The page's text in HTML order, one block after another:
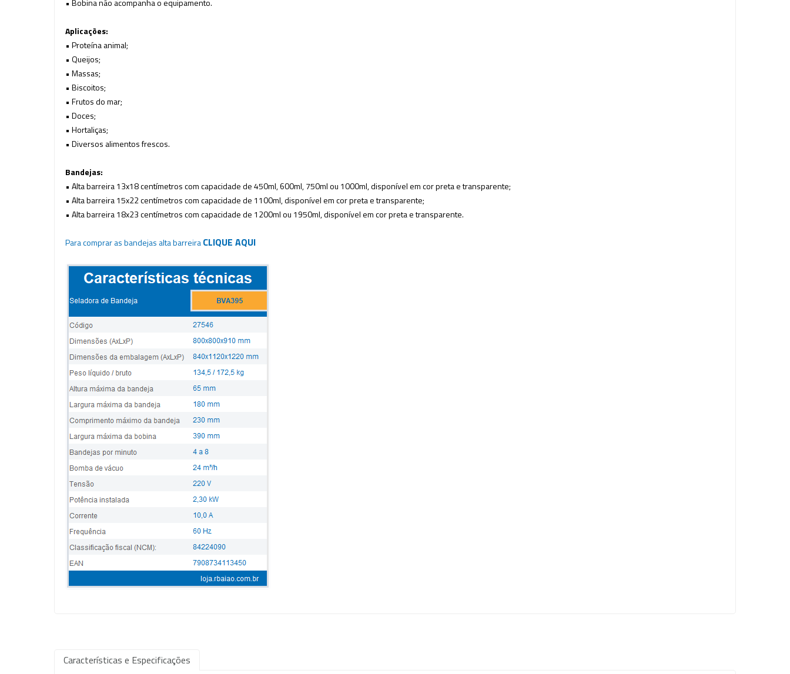
• Bobina não acompanha o equipamento.
Aplicações:
• Proteína animal;
• Queijos;
• Massas;
• Biscoitos;
• Frutos do mar;
• Doces;
• Hortaliças;
• Diversos alimentos frescos.
Bandejas:
• Alta barreira 13x18 centímetros com capacidade de 450ml, 600ml, 750ml ou 1000ml, disponível em cor preta e transparente;
• Alta barreira 15x22 centímetros com capacidade de 1100ml, disponível em cor preta e transparente;
• Alta barreira 18x23 centímetros com capacidade de 1200ml ou 1950ml, disponível em cor preta e transparente.
Para comprar as bandejas alta barreiraCLIQUE AQUI
Características e Especificações